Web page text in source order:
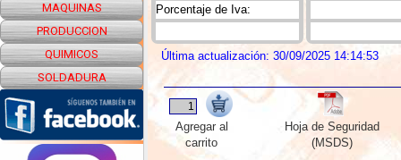
MAQUINAS
PRODUCCION
QUIMICOS
SOLDADURA
Porcentaje de Iva:
Última actualización: 30/09/2025 14:14:53
Hoja de Seguridad
(MSDS)
Agregar al
carrito